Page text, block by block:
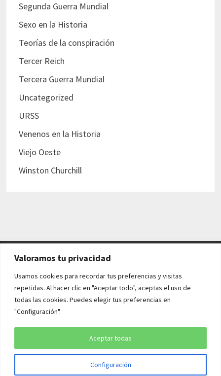
Valoramos tu privacidad
Usamos cookies para recordar tus preferencias y visitas
repetidas. Al hacer clic en "Aceptar todo", aceptas el uso de
todas las cookies. Puedes elegir tus preferencias en
"Configuración".
Configuración
Aceptar todas
Segunda Guerra Mundial
Sexo en la Historia
Teorías de la conspiración
Tercer Reich
Tercera Guerra Mundial
Uncategorized
URSS
Venenos en la Historia
Viejo Oeste
Winston Churchill
AVISO LEGAL Y POLÍTICAS
Aviso legal
Política de cookies